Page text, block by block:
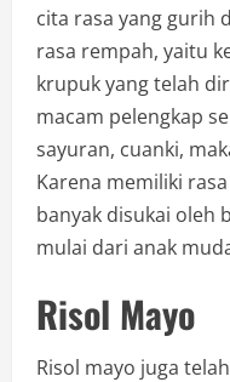
cita rasa yang gurih
rasa rempah, yaitu
krupuk yang telah
macam pelengkap
sayuran, cuanki,
Karena memiliki
banyak disukai oleh
mulai dari anak
Risol Mayo
Risol mayo juga